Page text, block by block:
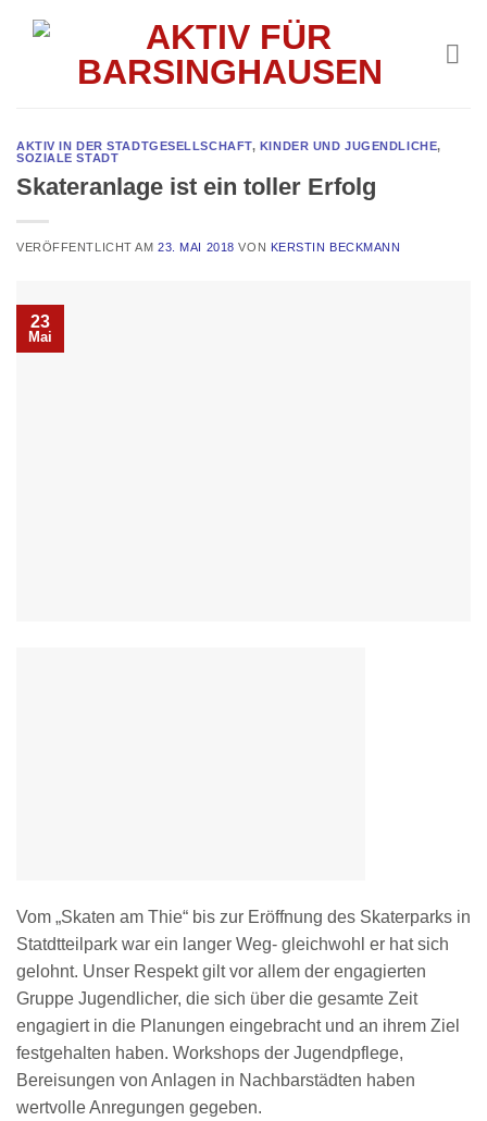
AKTIV IN DER STADTGESELLSCHAFT, KINDER UND JUGENDLICHE,
SOZIALE STADT
Skateranlage ist ein toller Erfolg
VERÖFFENTLICHT AM23. MAI 2018 VON KERSTIN BECKMANN
23
Mai
Vom „Skaten am Thie“ bis zur Eröffnung des Skaterparks in
Statdtteilpark war ein langer Weg- gleichwohl er hat sich
gelohnt. Unser Respekt gilt vor allem der engagierten
Gruppe Jugendlicher, die sich über die gesamte Zeit
engagiert in die Planungen eingebracht und an ihrem Ziel
festgehalten haben. Workshops der Jugendpflege,
Bereisungen von Anlagen in Nachbarstädten haben
wertvolle Anregungen gegeben.